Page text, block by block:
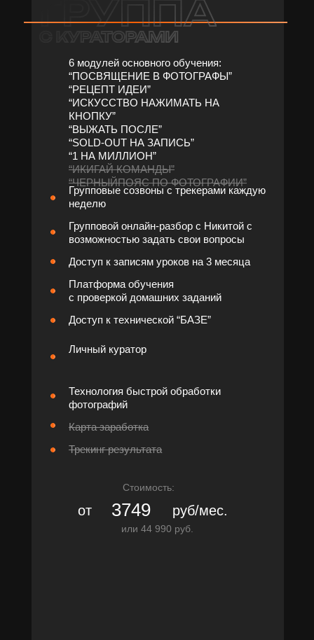
Доступ к записям уроков на 3 месяца
Групповые созвоны с трекерами каждую
неделю
Групповой онлайн-разбор с Никитой с
возможностью задать свои вопросы
Платформа обучения
с проверкой домашних заданий
Технология быстрой обработки
фотографий
Личный куратор
Трекинг результата
Доступ к технической “БАЗЕ”
Карта заработка
Стоимость:
или 44 990 руб.
6 модулей основного обучения:
“ПОСВЯЩЕНИЕ В ФОТОГРАФЫ”
“РЕЦЕПТ ИДЕИ”
“ИСКУССТВО НАЖИМАТЬ НА
КНОПКУ”
“ВЫЖАТЬ ПОСЛЕ”
“SOLD-OUT НА ЗАПИСЬ”
“1 НА МИЛЛИОН”
“ИКИГАЙ КОМАНДЫ”
“ЧЕРНЫЙПОЯС ПО ФОТОГРАФИИ”
от руб/мес.
3749